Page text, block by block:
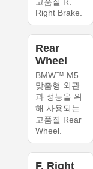
고품질 R.
Right Brake.
Rear
Wheel
BMW™ M5
맞춤형 외관
과 성능을 위
해 사용되는
고품질 Rear
Wheel.
F. Right